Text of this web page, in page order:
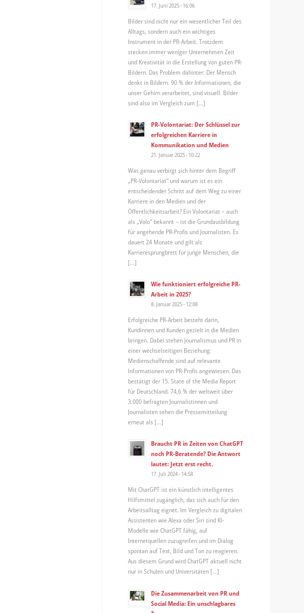
17. Juni 2025 - 16:06
Bilder sind nicht nur ein wesentlicher Teil des
Alltags, sondern auch ein wichtiges
Instrument in der PR-Arbeit. Trotzdem
stecken immer weniger Unternehmen Zeit
und Kreativität in die Erstellung von guten PR-
Bildern. Das Problem dahinter: Der Mensch
denkt in Bildern. 90 % der Informationen, die
unser Gehirn verarbeitet, sind visuell. Bilder
sind also im Vergleich zum […]
PR-Volontariat: Der Schlüssel zur
erfolgreichen Karriere in
Kommunikation und Medien
21. Januar 2025 - 10:22
Was genau verbirgt sich hinter dem Begriff
„PR-Volontariat“ und warum ist es ein
entscheidender Schritt auf dem Weg zu einer
Karriere in den Medien und der
Öffentlichkeitsarbeit? Ein Volontariat – auch
als „Volo“ bekannt – ist die Grundausbildung
für angehende PR-Profis und Journalisten. Es
dauert 24 Monate und gilt als
Karrieresprungbrett für junge Menschen, die
[…]
Wie funktioniert erfolgreiche PR-
Arbeit in 2025?
8. Januar 2025 - 12:08
Erfolgreiche PR-Arbeit besteht darin,
Kundinnen und Kunden gezielt in die Medien
bringen. Dabei stehen Journalismus und PR in
einer wechselseitigen Beziehung:
Medienschaffende sind auf relevante
Informationen von PR-Profis angewiesen. Das
bestätigt der 15. State of the Media Report
für Deutschland. 74,6 % der weltweit über
3.000 befragten Journalistinnen und
Journalisten sehen die Pressemitteilung
erneut als […]
Braucht PR in Zeiten von ChatGPT
noch PR-Beratende? Die Antwort
lautet: Jetzt erst recht.
17. Juli 2024 - 14:58
Mit ChatGPT ist ein künstlich intelligentes
Hilfsmittel zugänglich, das sich auch für den
Arbeitsalltag eignet. Im Vergleich zu digitalen
Assistenten wie Alexa oder Siri sind KI-
Modelle wie ChatGPT fähig, auf
Internetquellen zuzugreifen und im Dialog
spontan auf Text, Bild und Ton zu reagieren.
Aus diesem Grund wird ChatGPT aktuell nicht
nur in Schulen und Universitäten […]
Die Zusammenarbeit von PR und
Social Media: Ein unschlagbares